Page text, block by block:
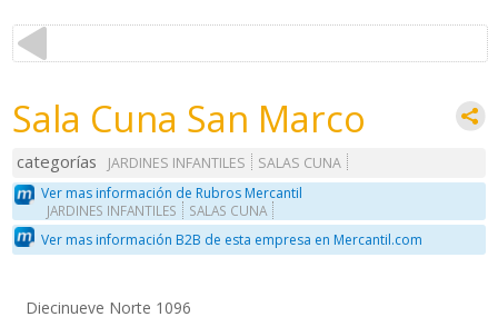
Sala Cuna San Marco
categorías JARDINES INFANTILES
SALAS CUNA
Ver mas información de Rubros Mercantil
JARDINES INFANTILES SALAS CUNA
Ver mas información B2B de esta empresa en Mercantil.com
Diecinueve Norte 1096